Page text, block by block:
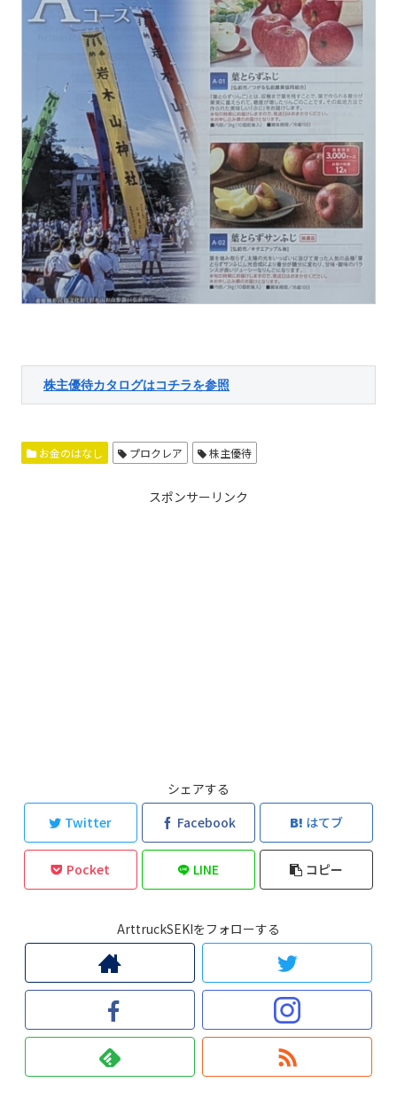
株主優待カタログはコチラを参照
お金のはなし プロクレア 株主優待
スポンサーリンク
シェアする
Twitter
Facebook はてブ
Pocket LINE コピー
ArttruckSEKIをフォローする